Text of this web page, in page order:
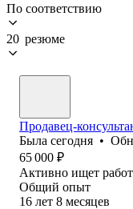
По соответствию
20 резюме
Продавец-
Была сегодня •
65 000 ₽
Активно ищет
Общий опыт
16 лет 8 месяцев